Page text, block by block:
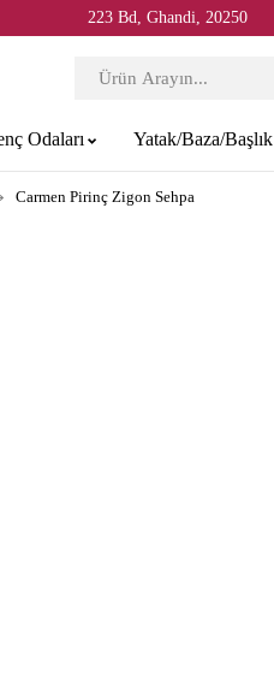
223 Bd, Ghandi, 20250
Odaları Yatak/Baza/Başlık
Carmen Pirinç Zigon Sehpa